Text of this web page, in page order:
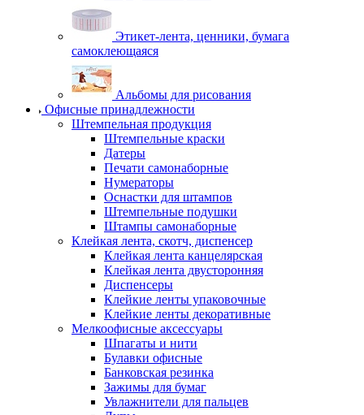
Этикет-лента, ценники, бумага
самоклеющаяся
Альбомы для рисования
Офисные принадлежности
Штемпельная продукция
Штемпельные краски
Датеры
Печати самонаборные
Нумераторы
Оснастки для штампов
Штемпельные подушки
Штампы самонаборные
Клейкая лента, скотч, диспенсер
Клейкая лента канцелярская
Клейкая лента двусторонняя
Диспенсеры
Клейкие ленты упаковочные
Клейкие ленты декоративные
Мелкоофисные аксессуары
Шпагаты и нити
Булавки офисные
Банковская резинка
Зажимы для бумаг
Увлажнители для пальцев